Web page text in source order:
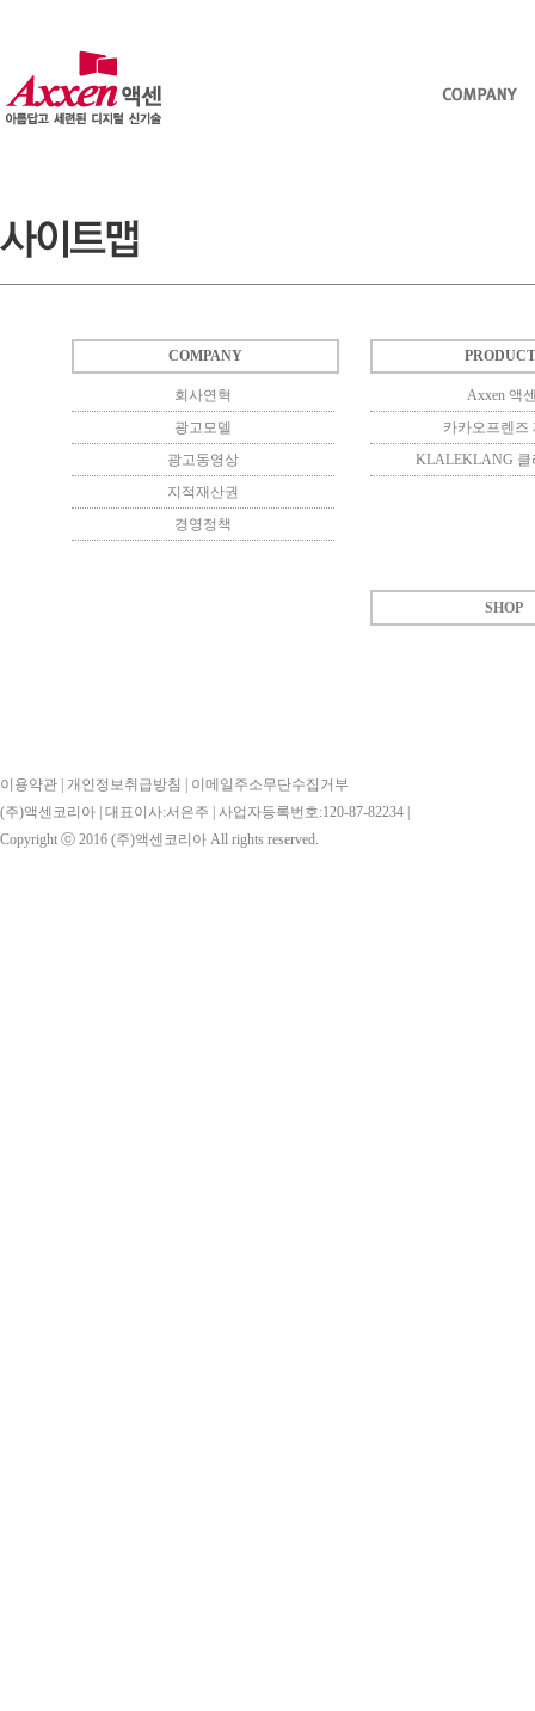
COMPANY
회사연혁
광고모델
광고동영상
지적재산권
경영정책
Axxen 액
카카오프렌즈
KLALEKLANG 클
SHOP
이용약관 개인정보취급방침
이메일주소무단수집거부
(주)액센코리아 | 대표이사:서은주 | 사업자등록번호:120-87-82234 |
Copyright ⓒ 2016 (주)액센코리아 All rights reserved.